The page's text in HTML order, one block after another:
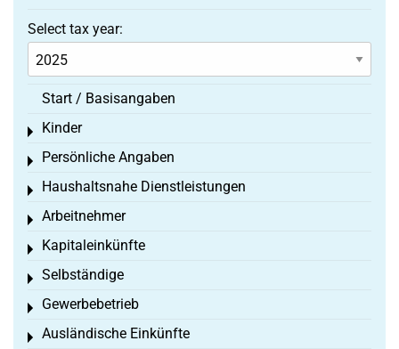
Select tax year:
Start / Basisangaben
Kinder
Toggle menu
Persönliche Angaben
Toggle menu
Haushaltsnahe Dienstleistungen
Toggle menu
Arbeitnehmer
Toggle menu
Kapitaleinkünfte
Toggle menu
Selbständige
Toggle menu
Gewerbebetrieb
Toggle menu
Ausländische Einkünfte
Toggle menu